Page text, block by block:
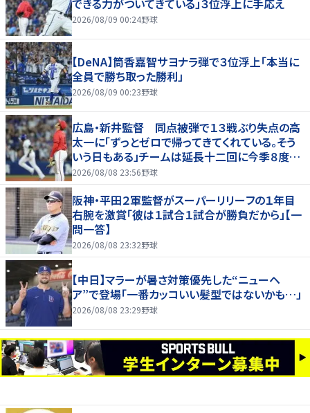
できる力がついてきている」３位浮上に手応え
2026/08/09 00:24野球
【DeNA】筒香嘉智サヨナラ弾で３位浮上「本当に
全員で勝ち取った勝利」
2026/08/09 00:23野球
広島・新井監督 同点被弾で１３戦ぶり失点の高
太一に「ずっとゼロで帰ってきてくれている。そう
いう日もある」チームは延長十二回に今季８度目
サヨナラ負け
2026/08/08 23:56野球
阪神・平田２軍監督がスーパーリリーフの１年目
右腕を激賞「彼は１試合１試合が勝負だから」【一
問一答】
2026/08/08 23:32野球
【中日】マラーが暑さ対策優先した“ニューヘ
ア”で登場「一番カッコいい髪型ではないかも…」
2026/08/08 23:29野球